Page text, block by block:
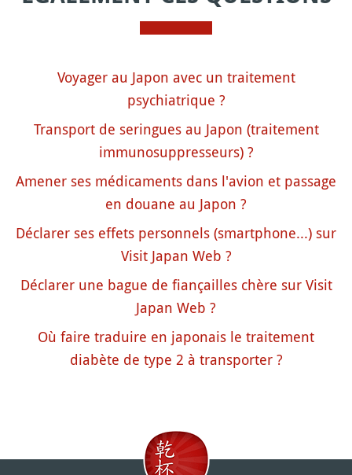
Voyager au Japon avec un traitement
psychiatrique ?
Transport de seringues au Japon (traitement
immunosuppresseurs) ?
Amener ses médicaments dans l'avion et passage
en douane au Japon ?
Déclarer ses effets personnels (smartphone...) sur
Visit Japan Web ?
Déclarer une bague de fiançailles chère sur Visit
Japan Web ?
Où faire traduire en japonais le traitement
diabète de type 2 à transporter ?